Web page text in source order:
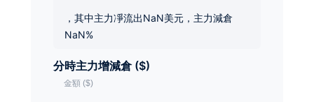
，其中主力凈流出NaN美元，主力減倉
NaN%
分時主力增減倉 ($)